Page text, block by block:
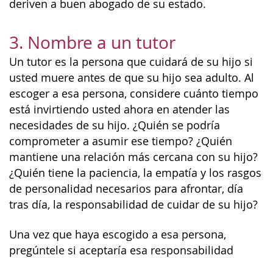
deriven a buen abogado de su estado.
3. Nombre a un tutor
Un tutor es la persona que cuidará de su hijo si
usted muere antes de que su hijo sea adulto. Al
escoger a esa persona, considere cuánto tiempo
está invirtiendo usted ahora en atender las
necesidades de su hijo. ¿Quién se podría
comprometer a asumir ese tiempo? ¿Quién
mantiene una relación más cercana con su hijo?
¿Quién tiene la paciencia, la empatía y los rasgos
de personalidad necesarios para afrontar, día
tras día, la responsabilidad de cuidar de su hijo?
Una vez que haya escogido a esa persona,
pregúntele si aceptaría esa responsabilidad